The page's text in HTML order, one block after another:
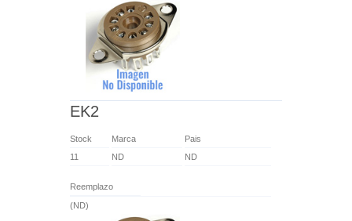
EK2
Stock Marca
Pais
11
ND ND
Reemplazo
(ND)